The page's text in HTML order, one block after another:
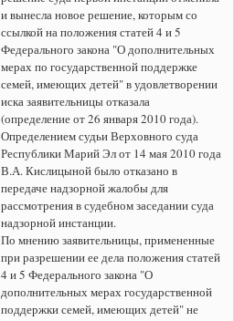
и вынесла новое решение, которым со
ссылкой на положения статей 4 и 5
Федерального закона "О дополнительных
мерах по государственной поддержке
семей, имеющих детей" в удовлетворении
иска заявительницы отказала
(определение от 26 января 2010 года).
Определением судьи Верховного суда
Республики Марий Эл от 14 мая 2010 года
В.А. Кислицыной было отказано в
передаче надзорной жалобы для
рассмотрения в судебном заседании суда
надзорной инстанции.
По мнению заявительницы, примененные
при разрешении ее дела положения статей
4 и 5 Федерального закона "О
дополнительных мерах государственной
поддержки семей, имеющих детей" не